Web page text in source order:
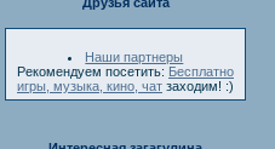
Наши партнеры
Рекомендуем посетить: Бесплатно
игры, музыка, кино, чат заходим! :)